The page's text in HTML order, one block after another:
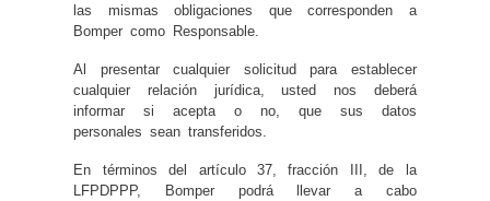
las mismas obligaciones que corresponden a
Bomper como Responsable.
Al presentar cualquier solicitud para establecer
cualquier relación jurídica, usted nos deberá
informar si acepta o no, que sus datos
personales sean transferidos.
En términos del artículo 37, fracción III, de la
LFPDPPP, Bomper podrá llevar a cabo